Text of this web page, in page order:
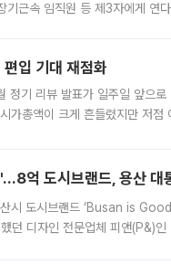
기근속 임직원 등 제3자에게 연
입 기대 재점화
기 리뷰 발표가 일주일 앞으로
가총액이 크게 흔들렸지만 저점
도시브랜드, 용산 대
시 도시브랜드 ‘Busan is
던 디자인 전문업체 피앤(P&)